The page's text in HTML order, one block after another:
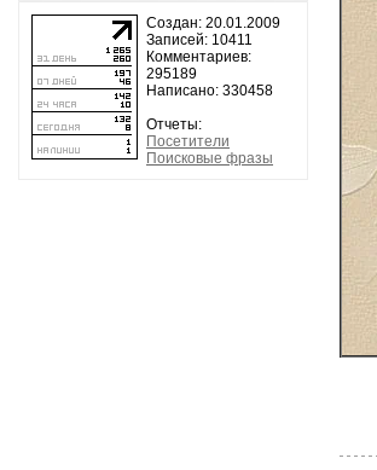
Создан: 20.01.2009
Записей: 10411
Комментариев:
295189
Написано: 330458
Отчеты:
Посетители
Поисковые фразы